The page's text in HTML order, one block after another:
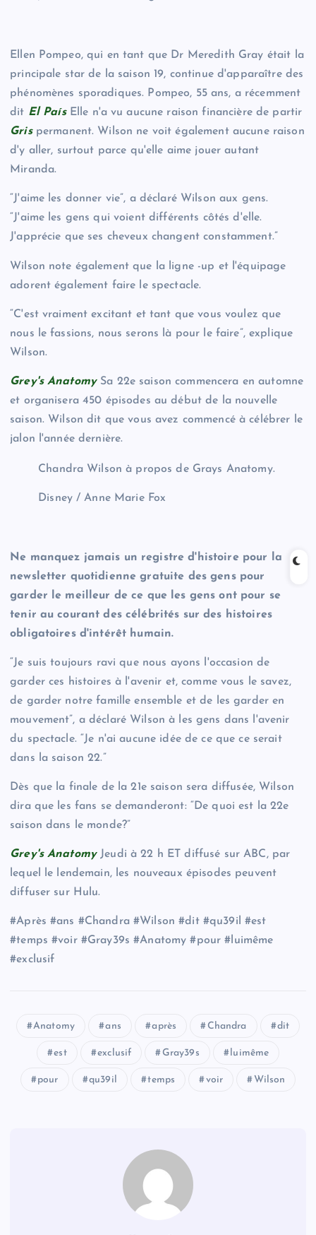
Ellen Pompeo, qui en tant que Dr Meredith Gray était la
principale star de la saison 19, continue d'apparaître des
phénomènes sporadiques. Pompeo, 55 ans, a récemment
dit El PaísElle n'a vu aucune raison financière de partir
Grispermanent. Wilson ne voit également aucune raison
d'y aller, surtout parce qu'elle aime jouer autant
Miranda.
“J'aime les donner vie”, a déclaré Wilson aux gens.
“J'aime les gens qui voient différents côtés d'elle.
J'apprécie que ses cheveux changent constamment.”
Wilson note également que la ligne -up et l'équipage
adorent également faire le spectacle.
“C'est vraiment excitant et tant que vous voulez que
nous le fassions, nous serons là pour le faire”, explique
Wilson.
Grey's AnatomySa 22e saison commencera en automne
et organisera 450 épisodes au début de la nouvelle
saison. Wilson dit que vous avez commencé à célébrer le
jalon l'année dernière.
Chandra Wilson à propos de Grays Anatomy.
Disney / Anne Marie Fox
Ne manquez jamais un registre d'histoire pour la
newsletter quotidienne gratuite des gens pour
garder le meilleur de ce que les gens ont pour se
tenir au courant des célébrités sur des histoires
obligatoires d'intérêt humain.
“Je suis toujours ravi que nous ayons l'occasion de
garder ces histoires à l'avenir et, comme vous le savez,
de garder notre famille ensemble et de les garder en
mouvement”, a déclaré Wilson à les gens dans l'avenir
du spectacle. “Je n'ai aucune idée de ce que ce serait
dans la saison 22.”
Dès que la finale de la 21e saison sera diffusée, Wilson
dira que les fans se demanderont: “De quoi est la 22e
saison dans le monde?”
Grey's AnatomyJeudi à 22 h ET diffusé sur ABC, par
lequel le lendemain, les nouveaux épisodes peuvent
diffuser sur Hulu.
#Après #ans #Chandra #Wilson #dit #qu39il #est
#temps #voir #Gray39s #Anatomy #pour #luimême
#exclusif
Anatomy ans après Chandra dit
est exclusif Gray39s luimême
pour qu39il temps voir Wilson